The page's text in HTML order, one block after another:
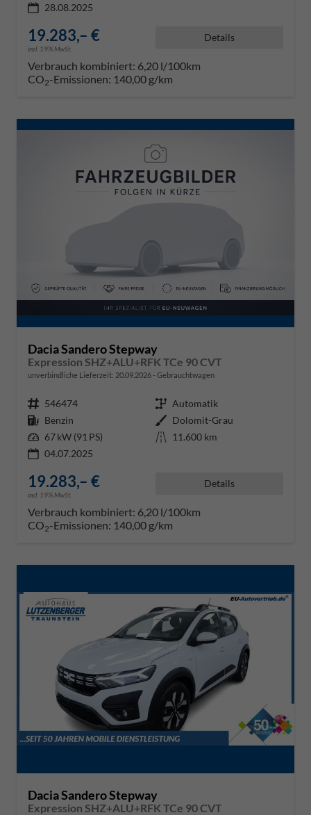
28.08.2025
19.283,– €
incl. 19% MwSt.
Details
Verbrauch kombiniert: 6,20 l/100km
CO2-Emissionen: 140,00 g/km
Dacia Sandero Stepway
Expression SHZ+ALU+RFK TCe 90 CVT
unverbindliche Lieferzeit: 20.09.2026 Gebrauchtwagen
Fahrzeugnr. 546474 Getriebe Automatik
Kraftstoff Benzin Außenfarbe Dolomit-Grau
Leistung 67 kW (91 PS) Kilometerstand 11.600 km
04.07.2025
19.283,– €
incl. 19% MwSt.
Details
Verbrauch kombiniert: 6,20 l/100km
CO2-Emissionen: 140,00 g/km
Dacia Sandero Stepway
Expression SHZ+ALU+RFK TCe 90 CVT